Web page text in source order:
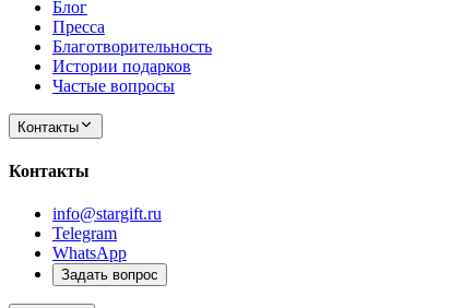
Блог
Пресса
Благотворительность
Истории подарков
Частые вопросы
Контакты
Контакты
info@stargift.ru
Telegram
WhatsApp
Задать вопрос